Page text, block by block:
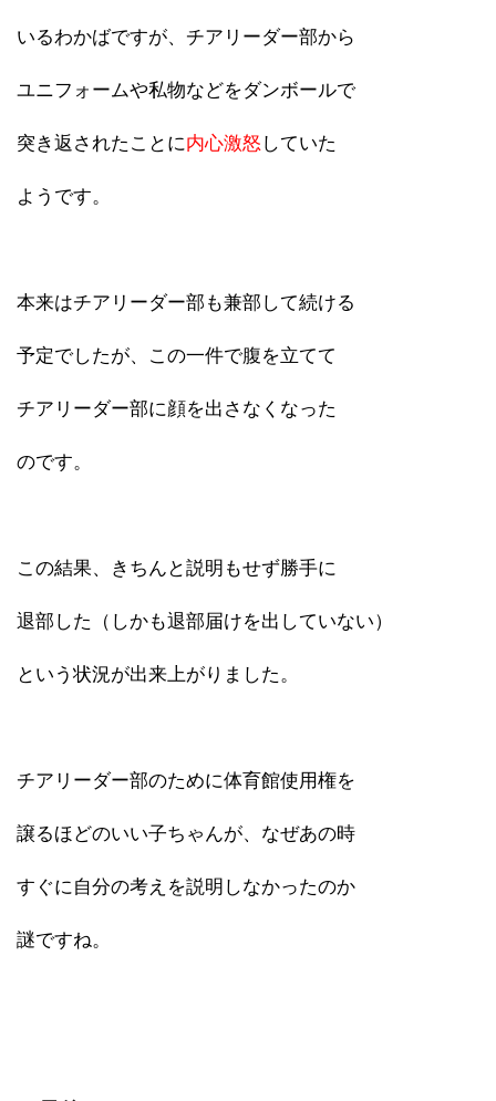
いるわかばですが、チアリーダー部から
ユニフォームや私物などをダンボールで
突き返されたことに内心激怒 していた
ようです。
本来はチアリーダー部も兼部して続ける
予定でしたが、この一件で腹を立てて
チアリーダー部に顔を出さなくなった
のです。
この結果、きちんと説明もせず勝手に
退部した（しかも退部届けを出していない）
という状況が出来上がりました。
チアリーダー部のために体育館使用権を
譲るほどのいい子ちゃんが、なぜあの時
すぐに自分の考えを説明しなかったのか
謎ですね。